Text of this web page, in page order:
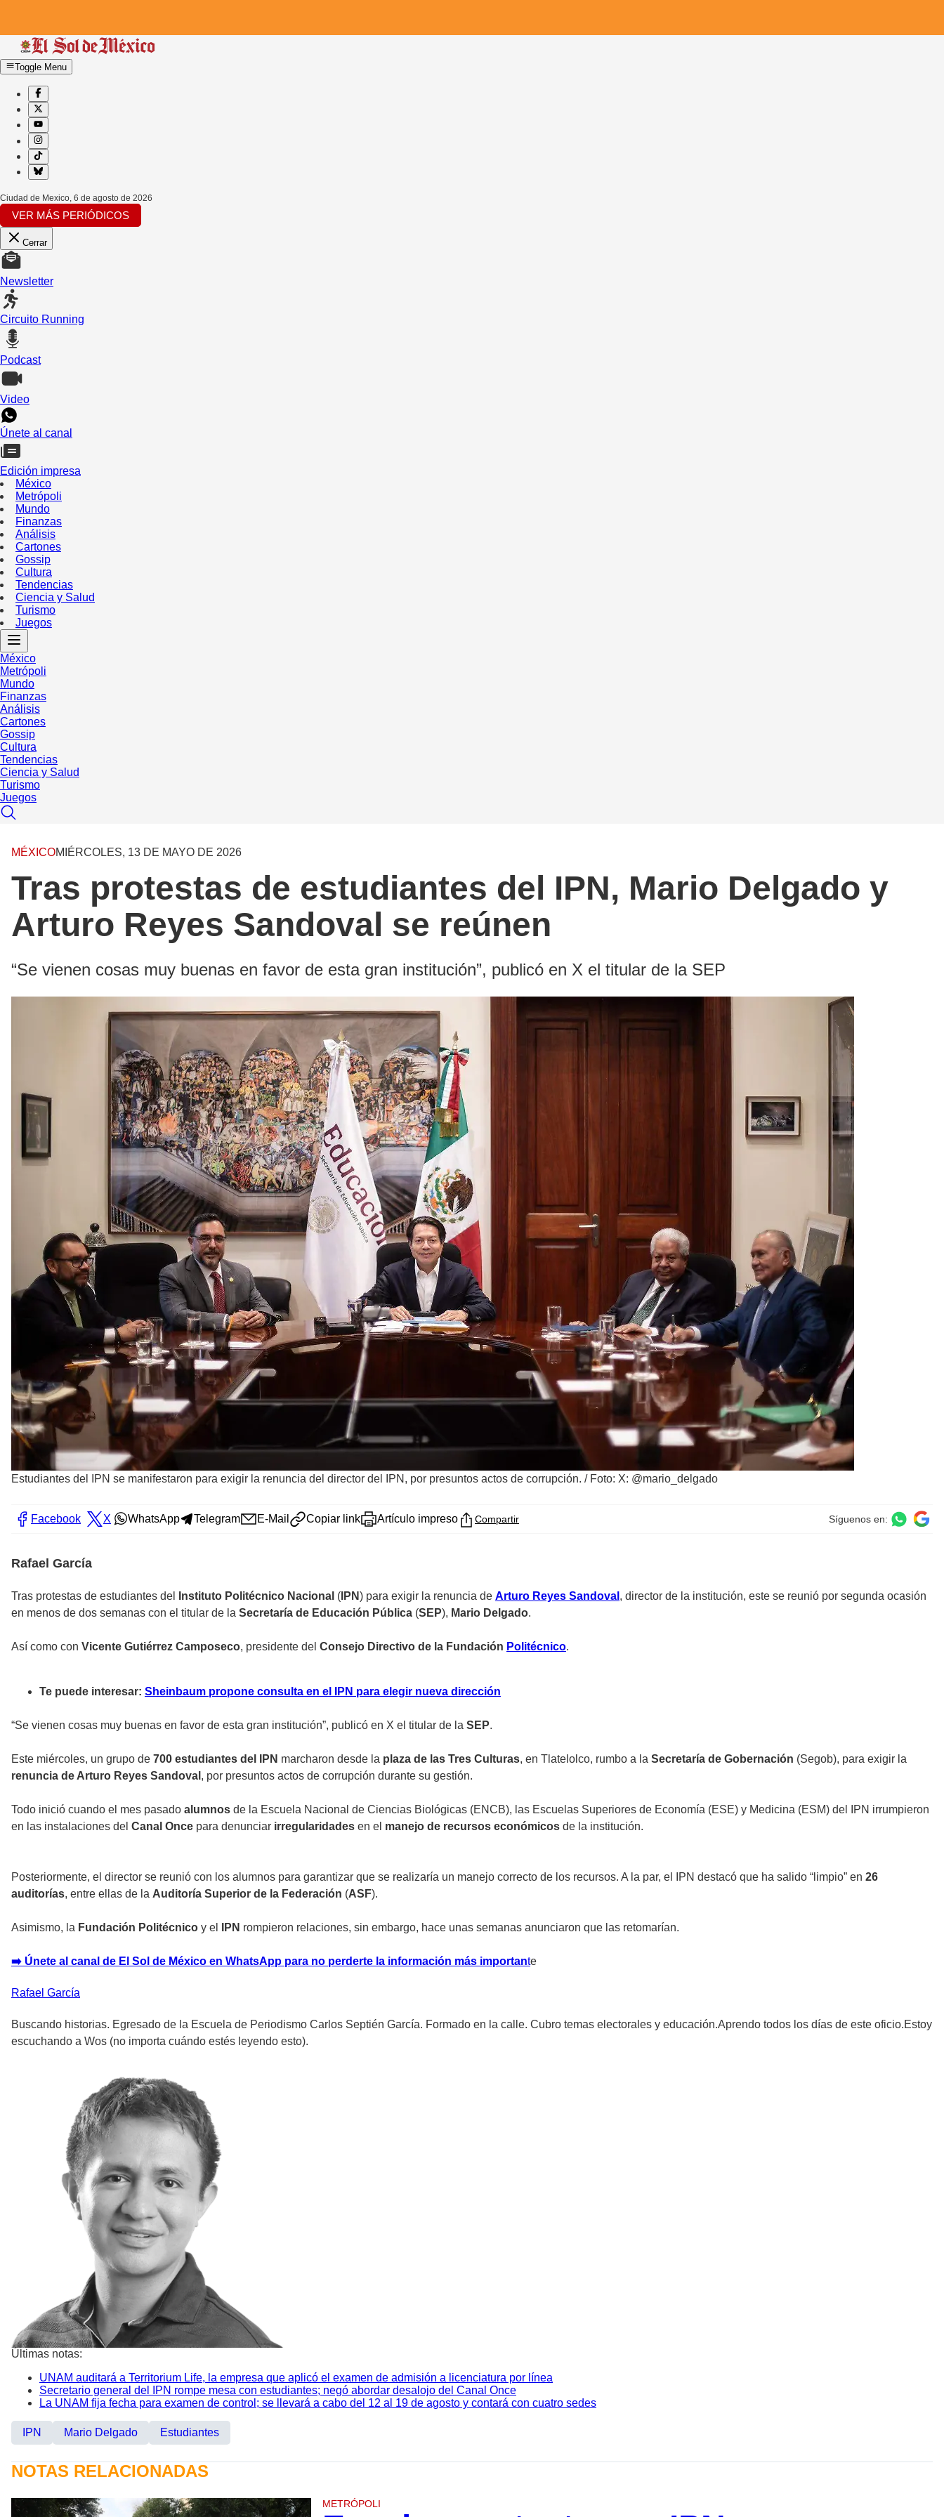
Toggle Menu
Ciudad de Mexico, 6 de agosto de 2026
VER MÁS PERIÓDICOS
Cerrar
Newsletter
Circuito Running
Podcast
Video
Únete al canal
Edición impresa
México
Metrópoli
Mundo
Finanzas
Análisis
Cartones
Gossip
Cultura
Tendencias
Ciencia y Salud
Turismo
Juegos
México
Metrópoli
Mundo
Finanzas
Análisis
Cartones
Gossip
Cultura
Tendencias
Ciencia y Salud
Turismo
Juegos
MÉXICOMIÉRCOLES, 13 DE MAYO DE 2026
Tras protestas de estudiantes del IPN, Mario Delgado y
Arturo Reyes Sandoval se reúnen
“Se vienen cosas muy buenas en favor de esta gran institución”, publicó en X el titular de la SEP
Estudiantes del IPN se manifestaron para exigir la renuncia del director del IPN, por presuntos actos de corrupción. / Foto: X: @mario_delgado
Facebook X WhatsApp Telegram E-Mail Copiar link Artículo impreso Compartir Síguenos en:
Rafael García
Tras protestas de estudiantes del Instituto Politécnico Nacional ( IPN) para exigir la renuncia de Arturo Reyes Sandoval , director de la institución, este se reunió por segunda ocasión
en menos de dos semanas con el titular de la Secretaría de Educación Pública (SEP), Mario Delgado.
Así como con Vicente Gutiérrez Camposeco, presidente del Consejo Directivo de la Fundación Politécnico.
Te puede interesar: Sheinbaum propone consulta en el IPN para elegir nueva dirección
“Se vienen cosas muy buenas en favor de esta gran institución”, publicó en X el titular de la SEP.
Este miércoles, un grupo de 700 estudiantes del IPN marcharon desde la plaza de las Tres Culturas, en Tlatelolco, rumbo a la Secretaría de Gobernación (Segob), para exigir la
renuncia de Arturo Reyes Sandoval , por presuntos actos de corrupción durante su gestión.
Todo inició cuando el mes pasado alumnos de la Escuela Nacional de Ciencias Biológicas (ENCB), las Escuelas Superiores de Economía (ESE) y Medicina (ESM) del IPN irrumpieron
en las instalaciones del Canal Once para denunciar irregularidades en el manejo de recursos económicos de la institución.
Posteriormente, el director se reunió con los alumnos para garantizar que se realizaría un manejo correcto de los recursos. A la par, el IPN destacó que ha salido “limpio” en 26
auditorías, entre ellas de la Auditoría Superior de la Federación (ASF).
Asimismo, la Fundación Politécnico y el IPN rompieron relaciones, sin embargo, hace unas semanas anunciaron que las retomarían.
➡️ Únete al canal de El Sol de México en WhatsApp para no perderte la información más importante
Rafael García
Buscando historias. Egresado de la Escuela de Periodismo Carlos Septién García. Formado en la calle. Cubro temas electorales y educación.Aprendo todos los días de este oficio.Estoy
escuchando a Wos (no importa cuándo estés leyendo esto).
Últimas notas:
UNAM auditará a Territorium Life, la empresa que aplicó el examen de admisión a licenciatura por línea
Secretario general del IPN rompe mesa con estudiantes; negó abordar desalojo del Canal Once
La UNAM fija fecha para examen de control; se llevará a cabo del 12 al 19 de agosto y contará con cuatro sedes
IPN Mario Delgado Estudiantes
NOTAS RELACIONADAS
METRÓPOLI